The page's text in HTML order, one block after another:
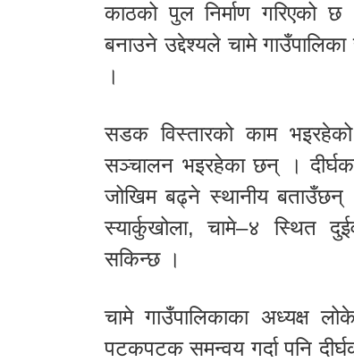
काठको पुल निर्माण गरिएको
बनाउने उद्देश्यले चामे
।
सडक विस्तारको काम भइरहेको
सञ्चालन भइरहेका छन् ।
जोखिम बढ्ने स्थानीय बताउँछन्
स्यार्कुखोला, चामे–४ स्थित
सकिन्छ ।
चामे गाउँपालिकाका अध्यक्ष
पटकपटक समन्वय गर्दा पनि